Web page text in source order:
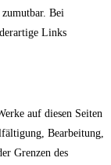
Bei
Links
auf diesen Seiten
Bearbeitung,
Grenzen des